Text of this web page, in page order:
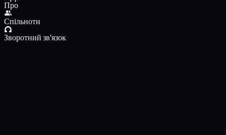
Про
Спільноти
Зворотний зв'язок